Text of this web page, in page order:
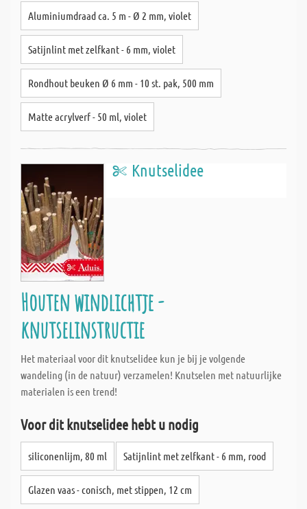
Aluminiumdraad ca. 5 m - Ø 2 mm, violet
Satijnlint met zelfkant - 6 mm, violet
Rondhout beuken Ø 6 mm - 10 st. pak, 500 mm
Matte acrylverf - 50 ml, violet
Knutselidee
Houten windlichtje -
knutselinstructie
Het materiaal voor dit knutselidee kun je bij je volgende
wandeling (in de natuur) verzamelen! Knutselen met natuurlijke
materialen is een trend!
Voor dit knutselidee hebt u nodig
siliconenlijm, 80 ml Satijnlint met zelfkant - 6 mm, rood
Glazen vaas - conisch, met stippen, 12 cm